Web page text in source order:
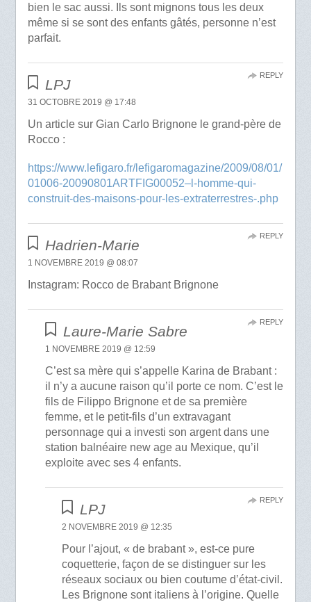
bien le sac aussi. Ils sont mignons tous les deux
même si se sont des enfants gâtés, personne n’est
parfait.
LPJ
31 OCTOBRE 2019 @ 17:48
Un article sur Gian Carlo Brignone le grand-père de
Rocco :
https://www.lefigaro.fr/lefigaromagazine/2009/08/01/
01006-20090801ARTFIG00052–l-homme-qui-
construit-des-maisons-pour-les-extraterrestres-.php
REPLY
Hadrien-Marie
1 NOVEMBRE 2019 @ 08:07
Instagram: Rocco de Brabant Brignone
REPLY
Laure-Marie Sabre
1 NOVEMBRE 2019 @ 12:59
C’est sa mère qui s’appelle Karina de Brabant :
il n’y a aucune raison qu’il porte ce nom. C’est le
fils de Filippo Brignone et de sa première
femme, et le petit-fils d’un extravagant
personnage qui a investi son argent dans une
station balnéaire new age au Mexique, qu’il
exploite avec ses 4 enfants.
REPLY
LPJ
2 NOVEMBRE 2019 @ 12:35
Pour l’ajout, « de brabant », est-ce pure
coquetterie, façon de se distinguer sur les
réseaux sociaux ou bien coutume d’état-civil.
Les Brignone sont italiens à l’origine. Quelle
REPLY